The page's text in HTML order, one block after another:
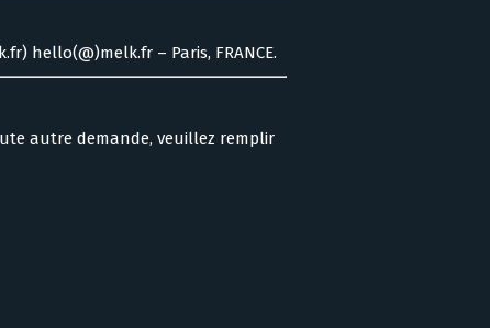
hello(@)melk.fr – Paris, FRANCE.
autre demande, veuillez remplir